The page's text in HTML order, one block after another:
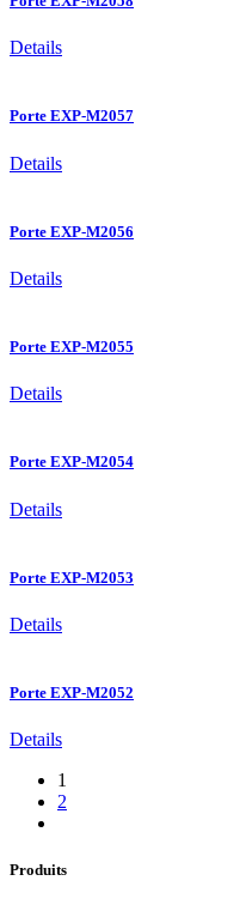
Details
Porte EXP-M2057
Details
Porte EXP-M2056
Details
Porte EXP-M2055
Details
Porte EXP-M2054
Details
Porte EXP-M2053
Details
Porte EXP-M2052
Details
1
2
Produits